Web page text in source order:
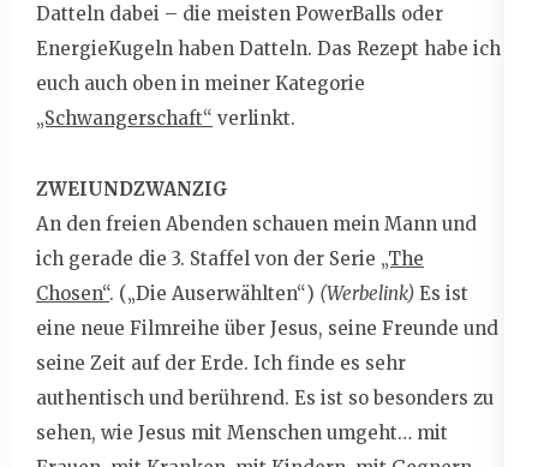
Datteln dabei – die meisten PowerBalls oder
EnergieKugeln haben Datteln. Das Rezept habe ich
euch auch oben in meiner Kategorie
„Schwangerschaft“ verlinkt.
ZWEIUNDZWANZIG
An den freien Abenden schauen mein Mann und
ich gerade die 3. Staffel von der Serie „The
Chosen“. („Die Auserwählten“) (Werbelink) Es ist
eine neue Filmreihe über Jesus, seine Freunde und
seine Zeit auf der Erde. Ich finde es sehr
authentisch und berührend. Es ist so besonders zu
sehen, wie Jesus mit Menschen umgeht… mit